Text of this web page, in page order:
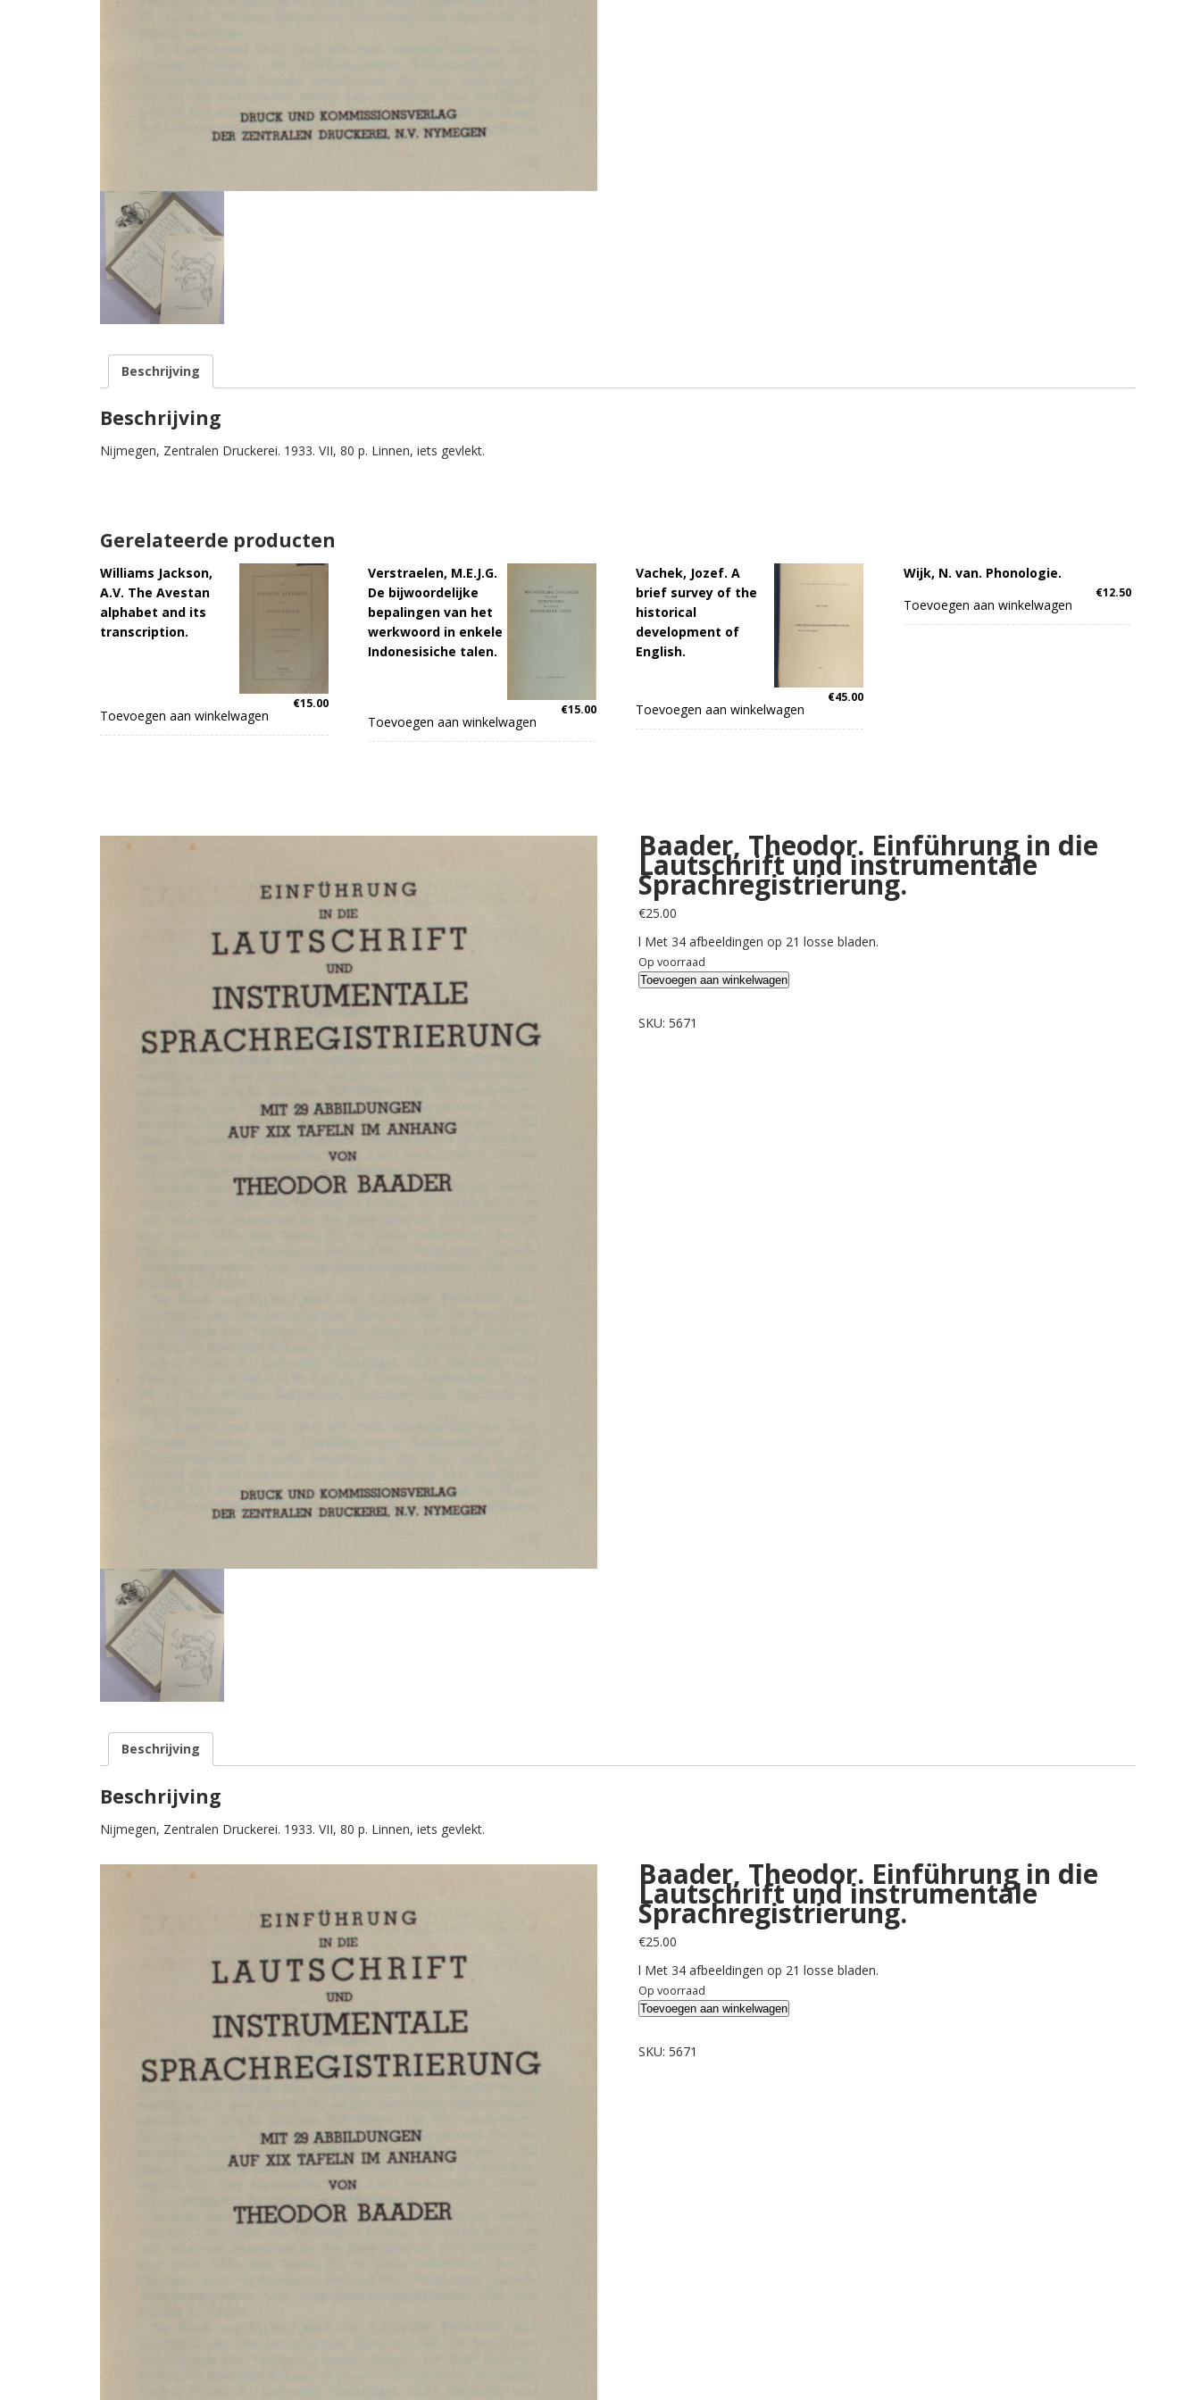
Beschrijving
Beschrijving
Nijmegen, Zentralen Druckerei. 1933. VII, 80 p. Linnen, iets gevlekt.
Gerelateerde producten
Williams Jackson,
A.V. The Avestan
alphabet and its
transcription.
€15.00
Toevoegen aan winkelwagen
Verstraelen, M.E.J.G.
De bijwoordelijke
bepalingen van het
werkwoord in enkele
Indonesisiche talen.
€15.00
Toevoegen aan winkelwagen
Vachek, Jozef. A
brief survey of the
historical
development of
English.
€45.00
Toevoegen aan winkelwagen
Wijk, N. van. Phonologie.
€12.50
Toevoegen aan winkelwagen
Baader, Theodor. Einführung in die
Lautschrift und instrumentale
Sprachregistrierung.
€25.00
l Met 34 afbeeldingen op 21 losse bladen.
Op voorraad
Baader,
Einführung
Toevoegen aan winkelwagen
SKU:5671
Beschrijving
Beschrijving
Nijmegen, Zentralen Druckerei. 1933. VII, 80 p. Linnen, iets gevlekt.
Baader, Theodor. Einführung in die
Lautschrift und instrumentale
Sprachregistrierung.
€25.00
l Met 34 afbeeldingen op 21 losse bladen.
Op voorraad
Baader,
Einführung
Toevoegen aan winkelwagen
SKU:5671